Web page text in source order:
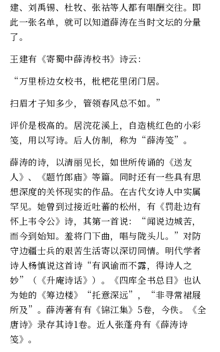
建、刘禹锡、杜牧、张祜等人都有唱酬交往。即
此一张名单，就可以知道薛涛在当时文坛的分量
了。
王建有《寄蜀中薛涛校书》诗云：
“万里桥边女校书，枇杷花里闭门居。
扫眉才子知多少，管领春风总不如。”
评价是极高的。居浣花溪上，自造桃红色的小彩
笺，用以写诗。后人仿制，称为“薛涛笺”。
薛涛的诗，以清丽见长，如世所传诵的《送友
人》、《题竹郎庙》等篇。同时还有一些具有思
想深度的关怀现实的作品。在古代女诗人中实属
罕见。她曾到过接近吐蕃的松州，有《罚赴边有
怀上韦令公》诗，其第一首说：“闻说边城苦，
而今到始知。羞将门下曲，唱与陇头儿。”对防
守边疆士兵的艰苦生活寄以深切同情。明代学者
诗人杨慎说这首诗“有讽谕而不露，得诗人之
妙”（《升庵诗话》）。《四库全书总目》也认
为她的《筹边楼》“托意深远”，“非寻常裙屐
所及”。薛涛著有有《锦江集》5卷，今佚。《全
唐诗》录存其诗1卷。近人张蓬舟有《薛涛诗
笺》。